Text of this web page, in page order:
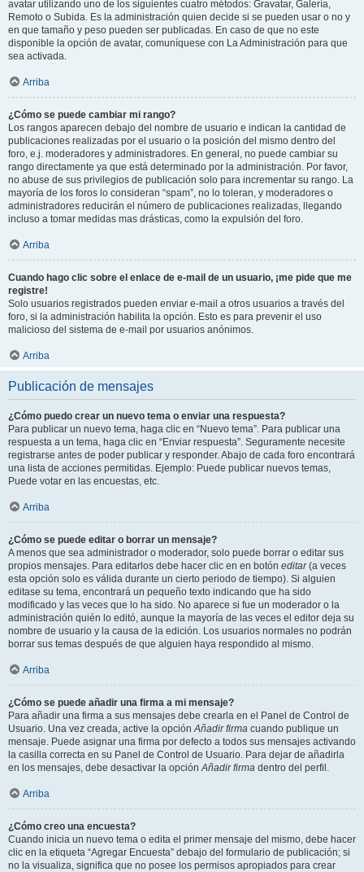
avatar utilizando uno de los siguientes cuatro métodos: Gravatar, Galería,
Remoto o Subida. Es la administración quien decide si se pueden usar o no y
en que tamaño y peso pueden ser publicadas. En caso de que no este
disponible la opción de avatar, comuníquese con La Administración para que
sea activada.
Arriba
¿Cómo se puede cambiar mi rango?
Los rangos aparecen debajo del nombre de usuario e indican la cantidad de
publicaciones realizadas por el usuario o la posición del mismo dentro del
foro, e.j. moderadores y administradores. En general, no puede cambiar su
rango directamente ya que está determinado por la administración. Por favor,
no abuse de sus privilegios de publicación solo para incrementar su rango. La
mayoría de los foros lo consideran “spam”, no lo toleran, y moderadores o
administradores reducirán el número de publicaciones realizadas, llegando
incluso a tomar medidas mas drásticas, como la expulsión del foro.
Arriba
Cuando hago clic sobre el enlace de e-mail de un usuario, ¡me pide que me
registre!
Solo usuarios registrados pueden enviar e-mail a otros usuarios a través del
foro, si la administración habilita la opción. Esto es para prevenir el uso
malicioso del sistema de e-mail por usuarios anónimos.
Arriba
Publicación de mensajes
¿Cómo puedo crear un nuevo tema o enviar una respuesta?
Para publicar un nuevo tema, haga clic en “Nuevo tema”. Para publicar una
respuesta a un tema, haga clic en “Enviar respuesta”. Seguramente necesite
registrarse antes de poder publicar y responder. Abajo de cada foro encontrará
una lista de acciones permitidas. Ejemplo: Puede publicar nuevos temas,
Puede votar en las encuestas, etc.
Arriba
¿Cómo se puede editar o borrar un mensaje?
A menos que sea administrador o moderador, solo puede borrar o editar sus
propios mensajes. Para editarlos debe hacer clic en en botón editar(a veces
esta opción solo es válida durante un cierto periodo de tiempo). Si alguien
editase su tema, encontrará un pequeño texto indicando que ha sido
modificado y las veces que lo ha sido. No aparece si fue un moderador o la
administración quién lo editó, aunque la mayoría de las veces el editor deja su
nombre de usuario y la causa de la edición. Los usuarios normales no podrán
borrar sus temas después de que alguien haya respondido al mismo.
Arriba
¿Cómo se puede añadir una firma a mi mensaje?
Para añadir una firma a sus mensajes debe crearla en el Panel de Control de
Usuario. Una vez creada, active la opciónAñadir firma cuando publique un
mensaje. Puede asignar una firma por defecto a todos sus mensajes activando
la casilla correcta en su Panel de Control de Usuario. Para dejar de añadirla
en los mensajes, debe desactivar la opciónAñadir firma dentro del perfil.
Arriba
¿Cómo creo una encuesta?
Cuando inicia un nuevo tema o edita el primer mensaje del mismo, debe hacer
clic en la etiqueta “Agregar Encuesta” debajo del formulario de publicación; si
no la visualiza, significa que no posee los permisos apropiados para crear